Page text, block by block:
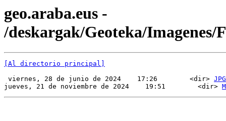
geo.araba.eus -
/deskargak/Geoteka/Imagenes/
[Al directorio principal]
viernes, 28 de junio de 2024    17:26        <dir> JPG
jueves, 21 de noviembre de 2024    19:51        <dir>